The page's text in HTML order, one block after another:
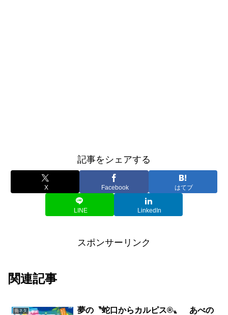
記事をシェアする
X Facebook はてブ
LINE LinkedIn
スポンサーリンク
関連記事
街ネタ
夢の〝蛇口からカルピス®〟 あべの